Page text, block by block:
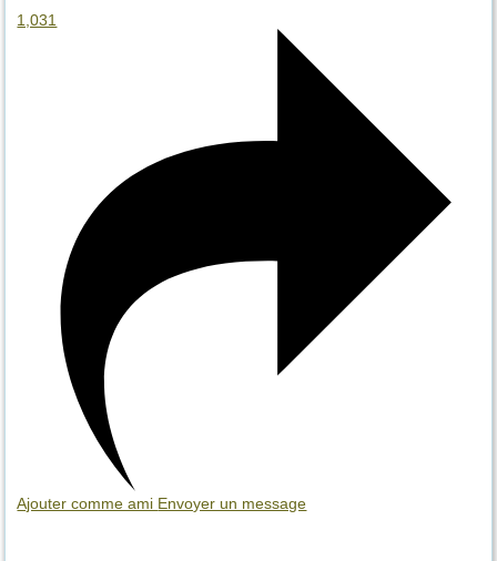
1,031
Ajouter comme ami Envoyer un message